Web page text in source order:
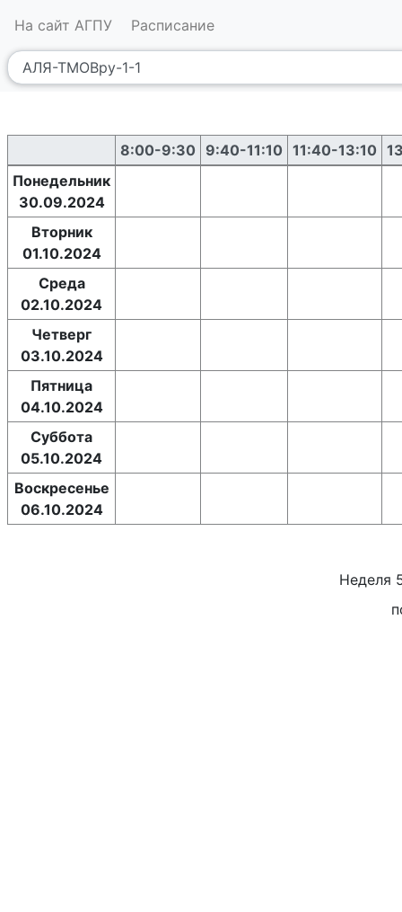
На сайт АГПУ Расписание
8:00-9:30 9:40-11:10 11:40-13:10
Понедельник
30.09.2024
Вторник
01.10.2024
Среда
02.10.2024
Четверг
03.10.2024
Пятница
04.10.2024
Суббота
05.10.2024
Воскресенье
06.10.2024
Неделя